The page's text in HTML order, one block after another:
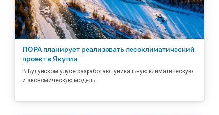
ПОРА планирует реализовать лесоклиматический
проект в Якутии
В Булунском улусе разработают уникальную климатическую
и экономическую модель